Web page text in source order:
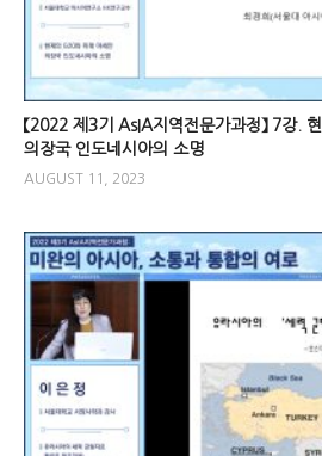
【2022 제3기 AsIA지역전문가과정】 7강.
의장국 인도네시아의 소명
AUGUST 11, 2023